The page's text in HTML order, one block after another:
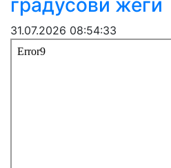
градусови жеги
31.07.2026 08:54:33